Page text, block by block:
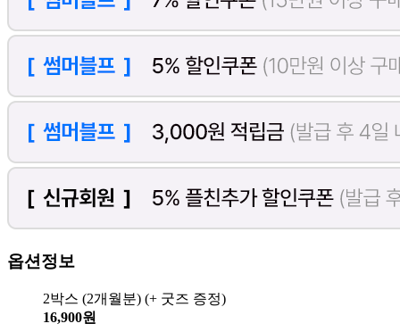
옵션정보
2박스 (2개월분) (+ 굿즈 증정)
16,900원